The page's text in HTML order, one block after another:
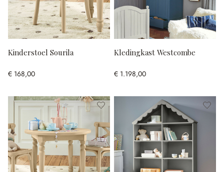
Kinderstoel Sourila
€ 168,00
Kledingkast Westcombe
€ 1.198,00